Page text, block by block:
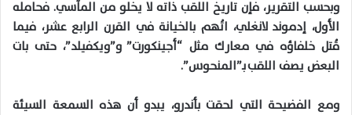
وبحسب التقرير، فإن تاريخ اللقب ذاته لا يخلو من المآسي. فحامله
الأول، إدموند لانغلي، اتُهم بالخيانة في القرن الرابع عشر، فيما
قُتل خلفاؤه في معارك مثل “أجينكورت” و”ويكفيلد”، حتى بات
البعض يصف اللقب بـ”المنحوس”.
ومع الفضيحة التي لحقت بأندرو، يبدو أن هذه السمعة السيئة